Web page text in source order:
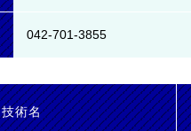
042-701-3855
技術名